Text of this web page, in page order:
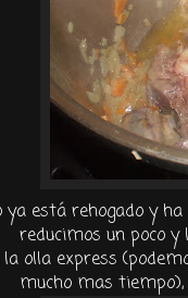
ya está rehogado y
reducimos un poco
olla express
mucho mas